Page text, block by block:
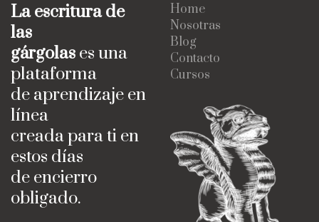
La escritura de
las
gárgolas es una
plataforma
de aprendizaje en
línea
creada para ti en
estos días
de encierro
obligado.
Home
Nosotras
Blog
Contacto
Cursos